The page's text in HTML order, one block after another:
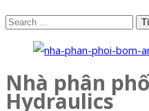
Nhà phân
Hydraulics